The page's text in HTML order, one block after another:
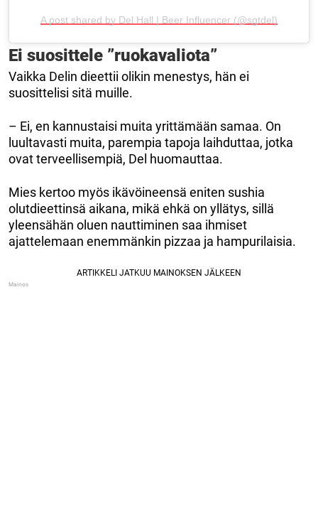
A post shared by Del Hall | Beer Influencer (@sgtdel)
Ei suosittele ”ruokavaliota”
Vaikka Delin dieettii olikin menestys, hän ei
suosittelisi sitä muille.
– Ei, en kannustaisi muita yrittämään samaa. On
luultavasti muita, parempia tapoja laihduttaa, jotka
ovat terveellisempiä, Del huomauttaa.
Mies kertoo myös ikävöineensä eniten sushia
olutdieettinsä aikana, mikä ehkä on yllätys, sillä
yleensähän oluen nauttiminen saa ihmiset
ajattelemaan enemmänkin pizzaa ja hampurilaisia.